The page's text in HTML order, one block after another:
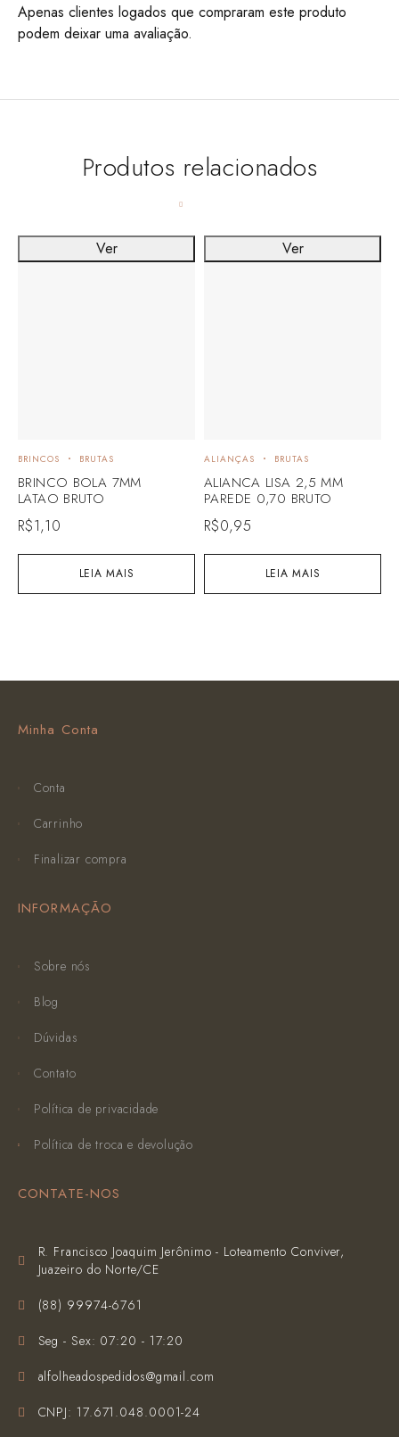
Apenas clientes logados que compraram este produto
podem deixar uma avaliação.
Produtos relacionados
LEIA MAIS
BRINCOS BRUTAS
BRINCO BOLA 7MM
LATAO BRUTO
R$1,10
Ver
LEIA MAIS
ALIANÇAS BRUTAS
ALIANCA LISA 2,5 MM
PAREDE 0,70 BRUTO
R$0,95
Ver
Minha Conta
Conta
Carrinho
Finalizar compra
INFORMAÇÃO
Sobre nós
Blog
Dúvidas
Contato
Política de privacidade
Política de troca e devolução
CONTATE-NOS
R. Francisco Joaquim Jerônimo - Loteamento Conviver,
Juazeiro do Norte/CE
(‪88) 99974-6761‬
Seg - Sex: 07:20 - 17:20
alfolheadospedidos@gmail.com
CNPJ: 17.671.048.0001-24